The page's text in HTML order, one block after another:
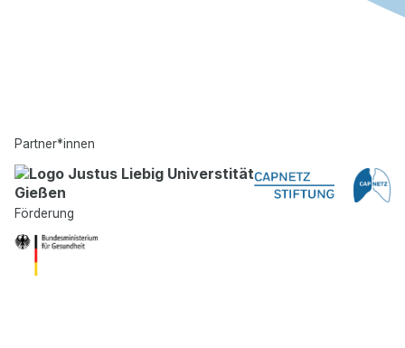
Partner*innen
Förderung